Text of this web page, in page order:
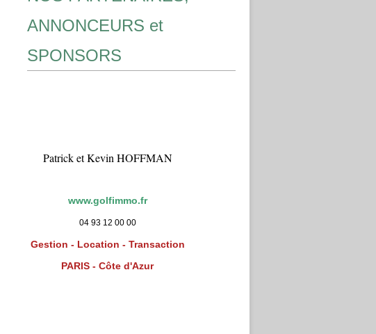
ANNONCEURS et
SPONSORS
Patrick et Kevin HOFFMAN
www.golfimmo.fr
04 93 12 00 00
Gestion - Location - Transaction
PARIS - Côte d'Azur